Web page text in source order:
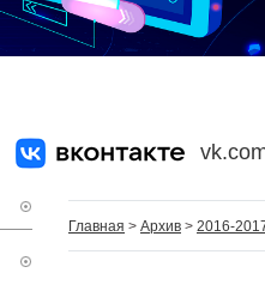
Главная > Архив > 2016-